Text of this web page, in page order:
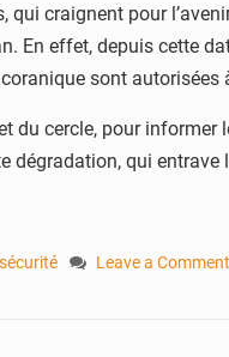
craignent pour
En effet, depuis cette
sont autorisées
cercle, pour
qui
sécurité
Leave a Comment